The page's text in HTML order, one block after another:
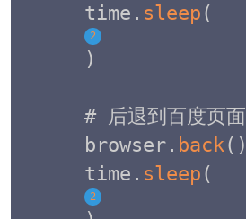
time . sleep (
2
)
# 后退到百度页面
browser. back ( )
time . sleep (
2